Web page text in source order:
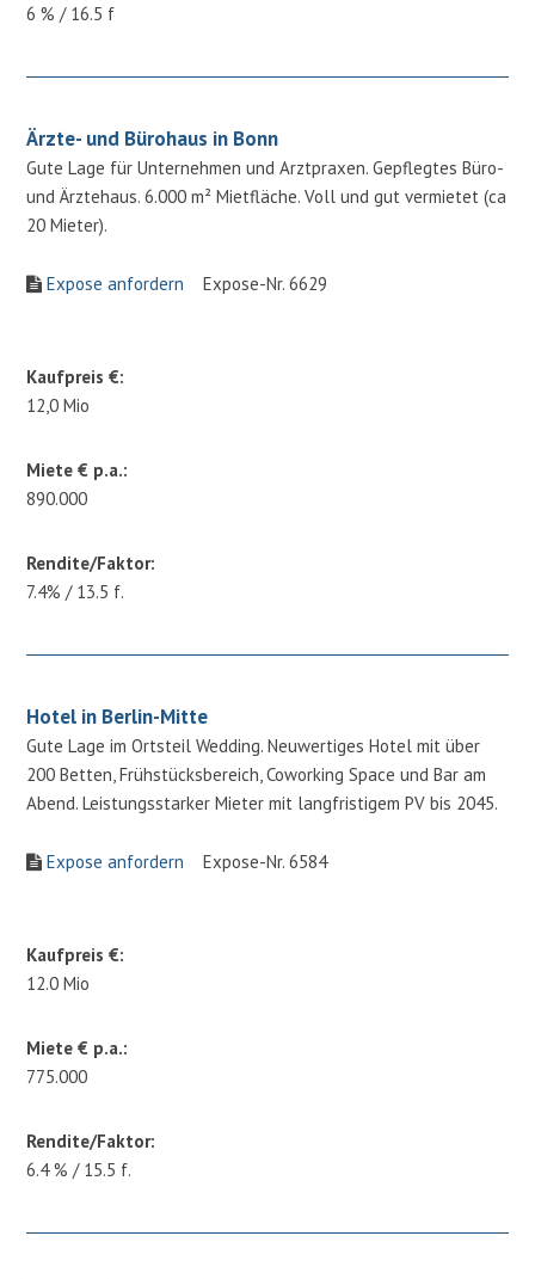
6 % / 16.5 f
Ärzte- und Bürohaus in Bonn
Gute Lage für Unternehmen und Arztpraxen. Gepflegtes Büro-
und Ärztehaus. 6.000 m² Mietfläche. Voll und gut vermietet (ca
20 Mieter).
Expose anfordern Expose-Nr. 6629
Kaufpreis €:
12,0 Mio
Miete € p.a.:
890.000
Rendite/Faktor:
7.4% / 13.5 f.
Hotel in Berlin-Mitte
Gute Lage im Ortsteil Wedding. Neuwertiges Hotel mit über
200 Betten, Frühstücksbereich, Coworking Space und Bar am
Abend. Leistungsstarker Mieter mit langfristigem PV bis 2045.
Expose anfordern Expose-Nr. 6584
Kaufpreis €:
12.0 Mio
Miete € p.a.:
775.000
Rendite/Faktor:
6.4 % / 15.5 f.